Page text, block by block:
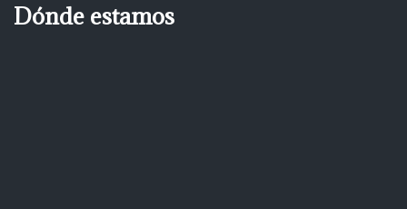
Dónde estamos